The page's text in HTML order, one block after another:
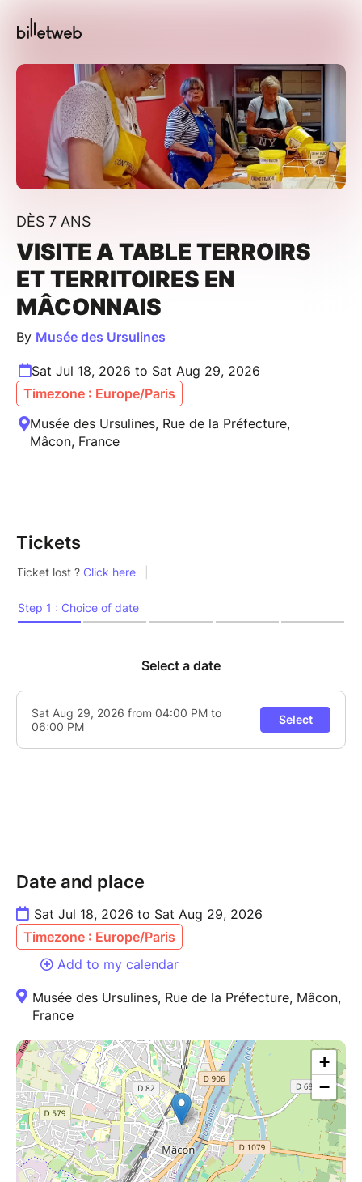
DÈS 7 ANS
VISITE A TABLE TERROIRS
ET TERRITOIRES EN
MÂCONNAIS
By Musée des Ursulines
Sat Jul 18, 2026 to Sat Aug 29, 2026
Timezone : Europe/Paris
Musée des Ursulines, Rue de la Préfecture,
Mâcon, France
Tickets
Date and place
Sat Jul 18, 2026 to Sat Aug 29, 2026
Timezone : Europe/Paris
Add to my calendar
Musée des Ursulines, Rue de la Préfecture, Mâcon,
France
+
−